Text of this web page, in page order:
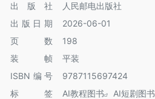
出版社
人民邮电出版社
出版日期
2026-06-01
页数
198
装帧
平装
ISBN编号
9787115697424
标签
AI教程图书 AI短剧图书